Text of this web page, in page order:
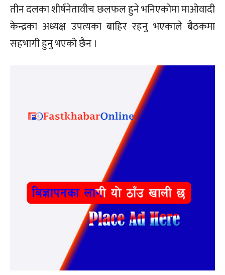
तीन दलका शीर्षनेतावीच छलफल हुने भनिएकोमा माओवादी
केन्द्रका अध्यक्ष उपत्यका बाहिर रहनु भएकाले बैठकमा
सहभागी हुनु भएको छैन ।